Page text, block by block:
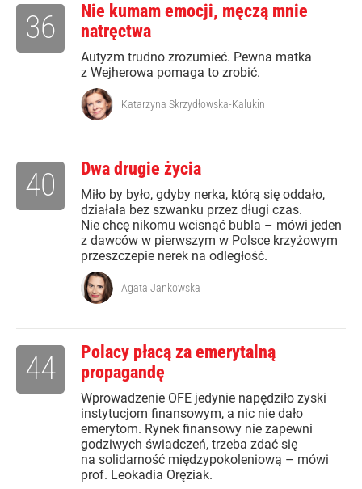
Nie kumam emocji, męczą mnie
natręctwa
Autyzm trudno zrozumieć. Pewna matka
z Wejherowa pomaga to zrobić.
36
Katarzyna Skrzydłowska-Kalukin
Dwa drugie życia
Miło by było, gdyby nerka, którą się oddało,
działała bez szwanku przez długi czas.
Nie chcę nikomu wcisnąć bubla – mówi jeden
z dawców w pierwszym w Polsce krzyżowym
przeszczepie nerek na odległość.
40
Agata Jankowska
Polacy płacą za emerytalną
propagandę
Wprowadzenie OFE jedynie napędziło zyski
instytucjom finansowym, a nic nie dało
emerytom. Rynek finansowy nie zapewni
godziwych świadczeń, trzeba zdać się
na solidarność międzypokoleniową – mówi
prof. Leokadia Oręziak.
44